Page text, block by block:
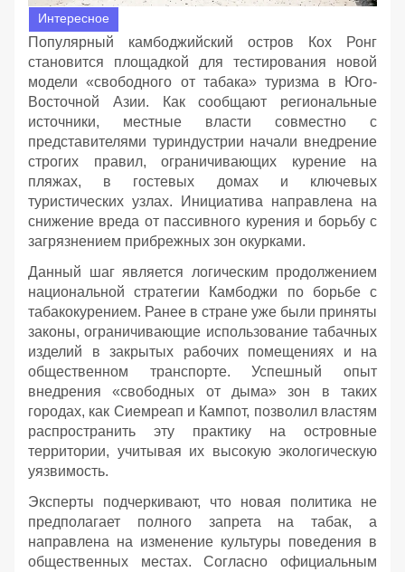
Интересное
Популярный камбоджийский остров Кох Ронг
становится площадкой для тестирования новой
модели «свободного от табака» туризма в Юго-
Восточной Азии. Как сообщают региональные
источники, местные власти совместно с
представителями туриндустрии начали внедрение
строгих правил, ограничивающих курение на
пляжах, в гостевых домах и ключевых
туристических узлах. Инициатива направлена на
снижение вреда от пассивного курения и борьбу с
загрязнением прибрежных зон окурками.
Данный шаг является логическим продолжением
национальной стратегии Камбоджи по борьбе с
табакокурением. Ранее в стране уже были приняты
законы, ограничивающие использование табачных
изделий в закрытых рабочих помещениях и на
общественном транспорте. Успешный опыт
внедрения «свободных от дыма» зон в таких
городах, как Сиемреап и Кампот, позволил властям
распространить эту практику на островные
территории, учитывая их высокую экологическую
уязвимость.
Эксперты подчеркивают, что новая политика не
предполагает полного запрета на табак, а
направлена на изменение культуры поведения в
общественных местах. Согласно официальным